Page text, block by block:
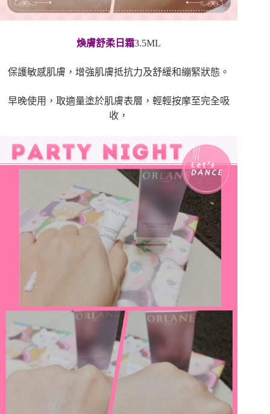
煥膚舒柔日霜3.5ML
保護敏感肌膚，增強肌膚抵抗力及舒緩和繃緊狀態。
早晚使用，取適量塗於肌膚表層，輕輕按摩至完全吸
收，